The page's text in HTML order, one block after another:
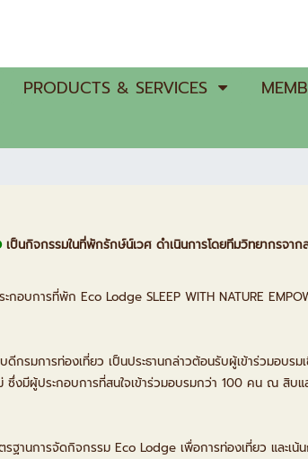
PRODUCTS & SERVICES
เป็นกิจกรรมในที่พักรักษ์น์เวศ ดำเนินการโดยทีมวิทยากรจาก
บการที่พัก Eco Lodge SLEEP WITH NATURE
มการท่องเที่ยว เป็นประธานกล่าวต้อนรับผู้เข้าร่วมอบรม
มีผู้ประกอบการที่สนใจเข้าร่วมอบรมกว่า 100 คน ณ สิบ
รฐานการจัดกิจกรรม Eco Lodge เพื่อการท่องเที่ยว และ